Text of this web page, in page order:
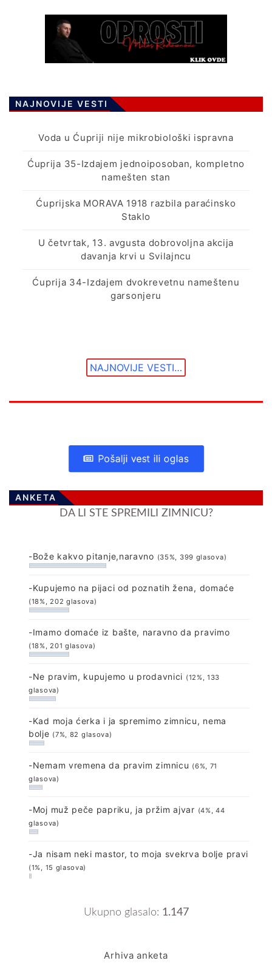
NAJNOVIJE VESTI
Voda u Ćupriji nije mikrobiološki ispravna
Ćuprija 35-Izdajem jednoiposoban, kompletno
namešten stan
Ćuprijska MORAVA 1918 razbila paraćinsko
Staklo
U četvrtak, 13. avgusta dobrovoljna akcija
davanja krvi u Svilajncu
Ćuprija 34-Izdajem dvokrevetnu nameštenu
garsonjeru
NAJNOVIJE VESTI…
Pošalji vest ili oglas
ANKETA
DA LI STE SPREMILI ZIMNICU?
-Bože kakvo pitanje,naravno (35%, 399 glasova)
-Kupujemo na pijaci od poznatih žena, domaće
(18%, 202 glasova)
-Imamo domaće iz bašte, naravno da pravimo
(18%, 201 glasova)
-Ne pravim, kupujemo u prodavnici (12%, 133
glasova)
-Kad moja ćerka i ja spremimo zimnicu, nema
bolje (7%, 82 glasova)
-Nemam vremena da pravim zimnicu (6%, 71
glasova)
-Moj muž peče papriku, ja pržim ajvar (4%, 44
glasova)
-Ja nisam neki mastor, to moja svekrva bolje pravi
(1%, 15 glasova)
Ukupno glasalo: 1.147
Arhiva anketa